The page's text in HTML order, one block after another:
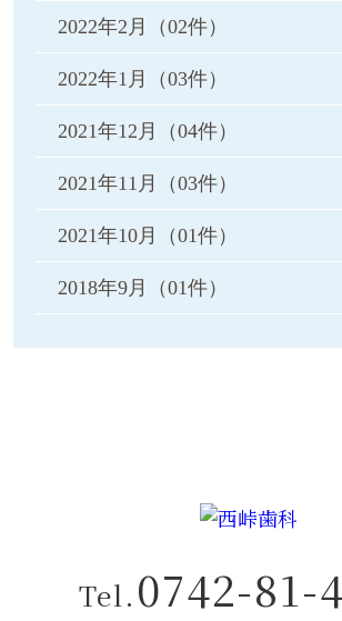
2022年2月 （02件）
2022年1月 （03件）
2021年12月 （04件）
2021年11月 （03件）
2021年10月 （01件）
2018年9月 （01件）
Tel.0742-81-